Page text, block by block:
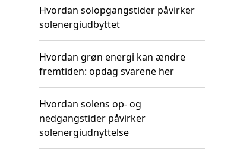
Hvordan solopgangstider påvirker
solenergiudbyttet
Hvordan grøn energi kan ændre
fremtiden: opdag svarene her
Hvordan solens op- og
nedgangstider påvirker
solenergiudnyttelse